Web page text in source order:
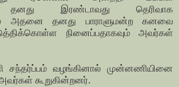
தனது இரண்டாவது தெரிவாக
அதனை தனது பாராளுமன்ற கனவை
நினைப்பதாகவும் அவர்கள்
சந்தர்ப்பம் வழங்கினால் முன்னணியினை
கூறுகின்றனர்.